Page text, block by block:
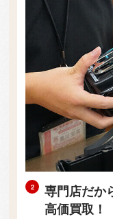
専門店だか
高価買取！